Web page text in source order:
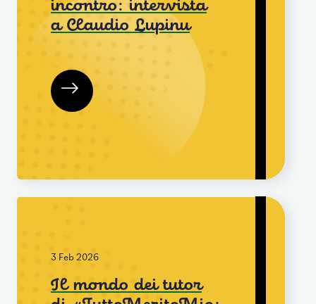
incontro: intervista
a Claudio Lupinu
3 Feb 2026
Il mondo dei tutor